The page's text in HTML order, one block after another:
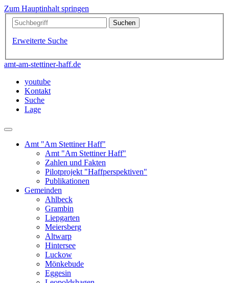
Zum Hauptinhalt springen
Erweiterte Suche
amt-am-stettiner-haff.de
youtube
Kontakt
Suche
Lage
Amt "Am Stettiner Haff"
Amt "Am Stettiner Haff"
Zahlen und Fakten
Pilotprojekt "Haffperspektiven"
Publikationen
Gemeinden
Ahlbeck
Grambin
Liepgarten
Meiersberg
Altwarp
Hintersee
Luckow
Mönkebude
Eggesin